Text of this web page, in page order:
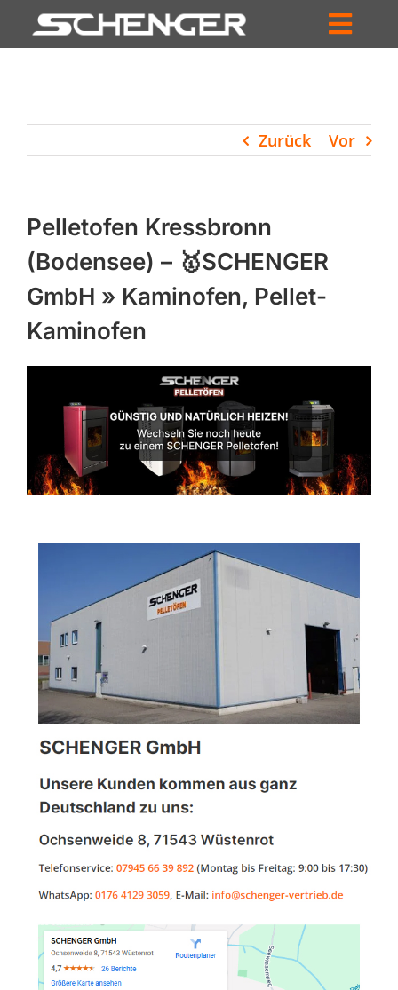
Inhalt
HÄNDLERSUCHE
UNTERNEHMEN
PROFIL
WARENKORB
Zurück Vor
Pelletofen Kressbronn
(Bodensee) – 🥇SCHENGER
GmbH » Kaminofen, Pellet-
Kaminofen